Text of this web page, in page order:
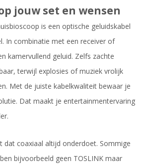
jouw set en wensen
is een optische geluidskabel
In combinatie met een receiver of
kamervullend geluid. Zelfs zachte
terwijl explosies of muziek vrolijk
Met de juiste kabelkwaliteit bewaar je
Dat maakt je entertainmentervaring
dat coaxiaal altijd onderdoet. Sommige
bijvoorbeeld geen TOSLINK maar